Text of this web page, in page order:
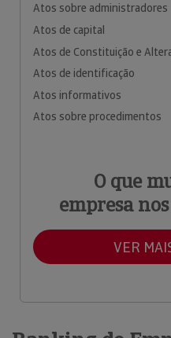
Atos sobre administradores
Atos de capital
Atos de Constituição e
Atos de identificação
Atos informativos
Atos sobre procedimentos
O que
empresa
VER